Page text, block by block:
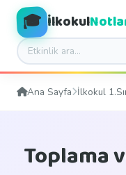
🎓 İlkokul
Ana Sayfa İlkokul
Toplama